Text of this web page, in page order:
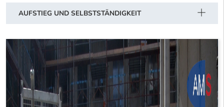
AUFSTIEG UND SELBSTSTÄNDIGKEIT